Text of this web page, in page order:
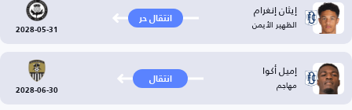
إيثان إنغرام
الظهير الأيمن انتقال حر
2028-05-31
إميل أكوا
مهاجم انتقال
2028-06-30